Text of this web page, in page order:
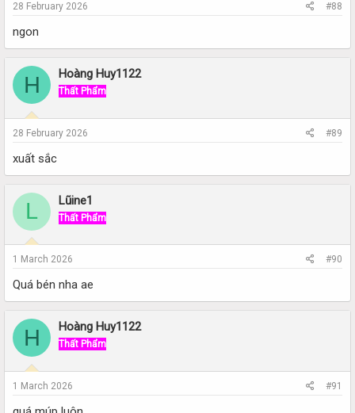
28 February 2026 #88
ngon
H Hoàng Huy1122
Thất Phẩm
28 February 2026 #89
xuất sắc
L Lũine1
Thất Phẩm
1 March 2026 #90
Quá bén nha ae
H Hoàng Huy1122
Thất Phẩm
1 March 2026 #91